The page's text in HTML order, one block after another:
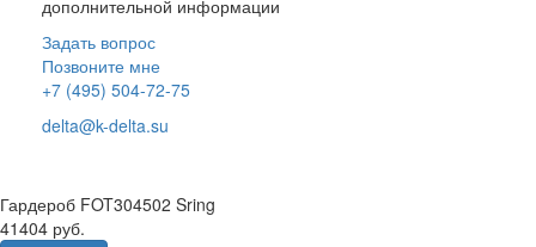
дополнительной информации
Задать вопрос
Позвоните мне
+7 (495) 504-72-75
delta@k-delta.su
Гардероб FOT304502 Sring
41404 руб.